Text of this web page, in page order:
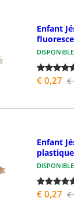
Enfant
DISPONIBLE
€ 0,27 €
Enfant
DISPONIBLE
€ 0,27 €